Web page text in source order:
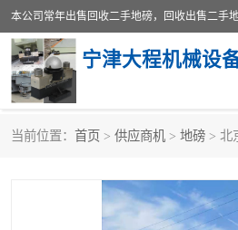
宁津大程机械设
当前位置： 首页 > 供应商机 > 地磅 > 北